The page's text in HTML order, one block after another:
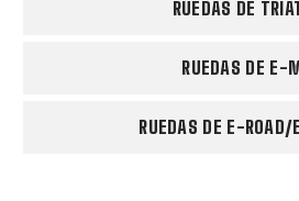
RUEDAS DE
RUEDAS DE E-
RUEDAS DE E-ROAD/